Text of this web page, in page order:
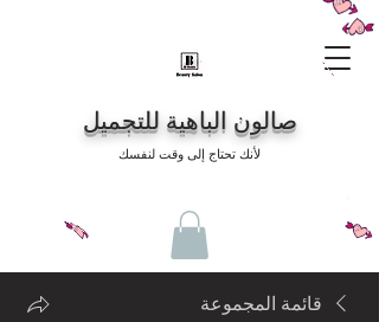
صالون الباهية للتجميل
لأنك تحتاج إلى وقت لنفسك
قائمة المجموعة